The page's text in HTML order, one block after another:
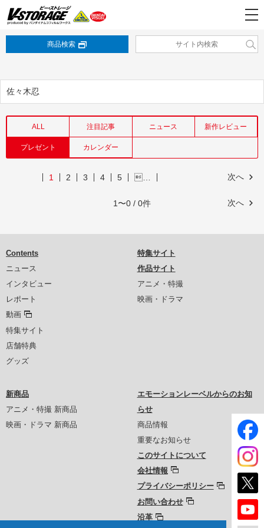
商品検索
佐々木忍
ALL 注目記事 ニュース 新作レビュー
プレゼント カレンダー
次へ
1 2 3 4 5 …
次へ
1〜0 / 0件
Contents
ニュース
インタビュー
レポート
動画
特集サイト
店舗特典
グッズ
特集サイト
作品サイト
アニメ・特撮
映画・ドラマ
新商品
アニメ・特撮 新商品
映画・ドラマ 新商品
エモーションレーベルからのお知
らせ
商品情報
重要なお知らせ
このサイトについて
会社情報
プライバシーポリシー
お問い合わせ
沿革